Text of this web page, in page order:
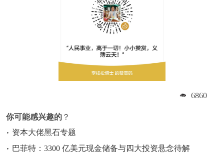
6860
你可能感兴趣的 ？
资本大佬黑石专题
巴菲特：3300 亿美元现金储备与四大投资悬念待解